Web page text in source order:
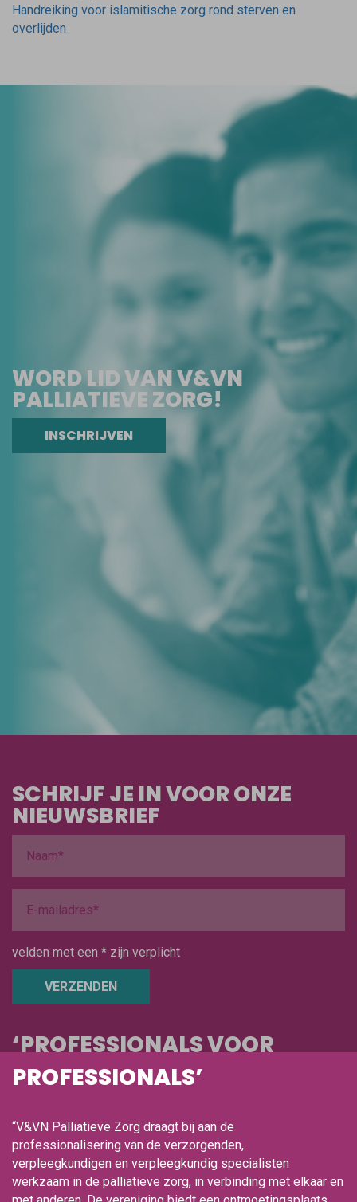
Handreiking voor islamitische zorg rond sterven en
overlijden
WORD LID VAN V&VN
PALLIATIEVE ZORG!
INSCHRIJVEN
SCHRIJF JE IN VOOR ONZE
NIEUWSBRIEF
velden met een * zijn verplicht
VERZENDEN
‘PROFESSIONALS VOOR
PROFESSIONALS’
“V&VN Palliatieve Zorg draagt bij aan de
professionalisering van de verzorgenden,
verpleegkundigen en verpleegkundig specialisten
werkzaam in de palliatieve zorg, in verbinding met elkaar en